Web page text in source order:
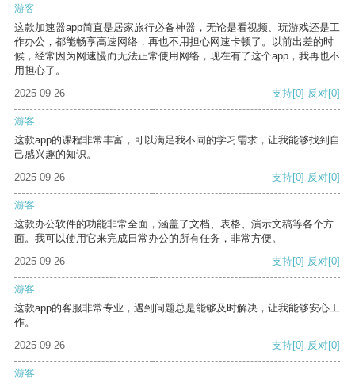
游客
这款加速器app简直是居家旅行必备神器，无论是看视频、玩游戏还是工
作办公，都能畅享高速网络，再也不用担心网速卡顿了。以前出差的时
候，经常因为网速慢而无法正常使用网络，现在有了这个app，我再也不
用担心了。
2025-09-26
支持[0] 反对[0]
游客
这款app的课程非常丰富，可以满足我不同的学习需求，让我能够找到自
己感兴趣的知识。
2025-09-26
支持[0] 反对[0]
游客
这款办公软件的功能非常全面，涵盖了文档、表格、演示文稿等各个方
面。我可以使用它来完成日常办公的所有任务，非常方便。
2025-09-26
支持[0] 反对[0]
游客
这款app的客服非常专业，遇到问题总是能够及时解决，让我能够安心工
作。
2025-09-26
支持[0] 反对[0]
游客